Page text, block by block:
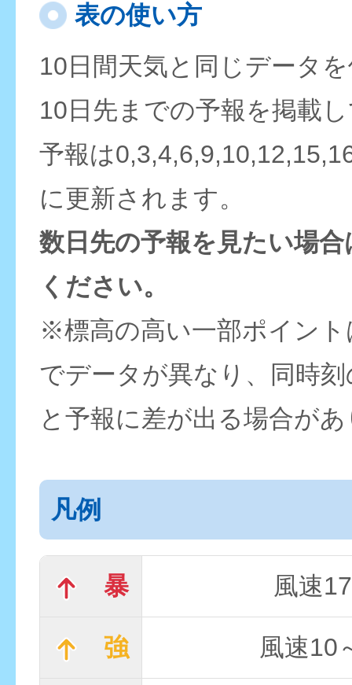
表の使い方
10日間天気と同じデータ
10日先までの予報を掲載
予報は
に更新されます。
数日先の予報を見たい場
ください。
※標高の高い一部ポイン
でデータが異なり、同時
と予報に差が出る場合が
凡例
暴 風速
強 風速10